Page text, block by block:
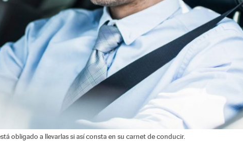
obligado a llevarlas si así consta en su carnet de conducir.